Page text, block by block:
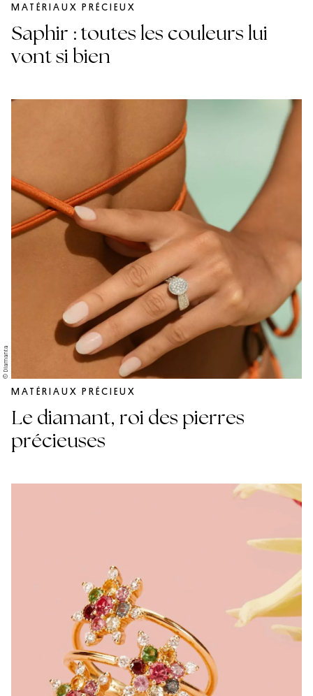
MATÉRIAUX PRÉCIEUX
Saphir : toutes les couleurs lui
vont si bien
© Diamanta
MATÉRIAUX PRÉCIEUX
Le diamant, roi des pierres
précieuses